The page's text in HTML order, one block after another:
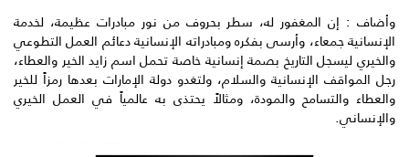
وأضاف : إن المغفور له، سطر بحروف من نور مبادرات عظيمة، لخدمة
الإنسانية جمعاء، وأرسى بفكره ومبادراته الإنسانية دعائم العمل التطوعي
والخيري ليسجل التاريخ بصمة إنسانية خاصة تحمل اسم زايد الخير والعطاء،
رجل المواقف الإنسانية والسلام، ولتغدو دولة الإمارات بعدها رمزاً للخير
والعطاء والتسامح والمودة، ومثالاً يحتذى به عالمياً في العمل الخيري
والإنساني.